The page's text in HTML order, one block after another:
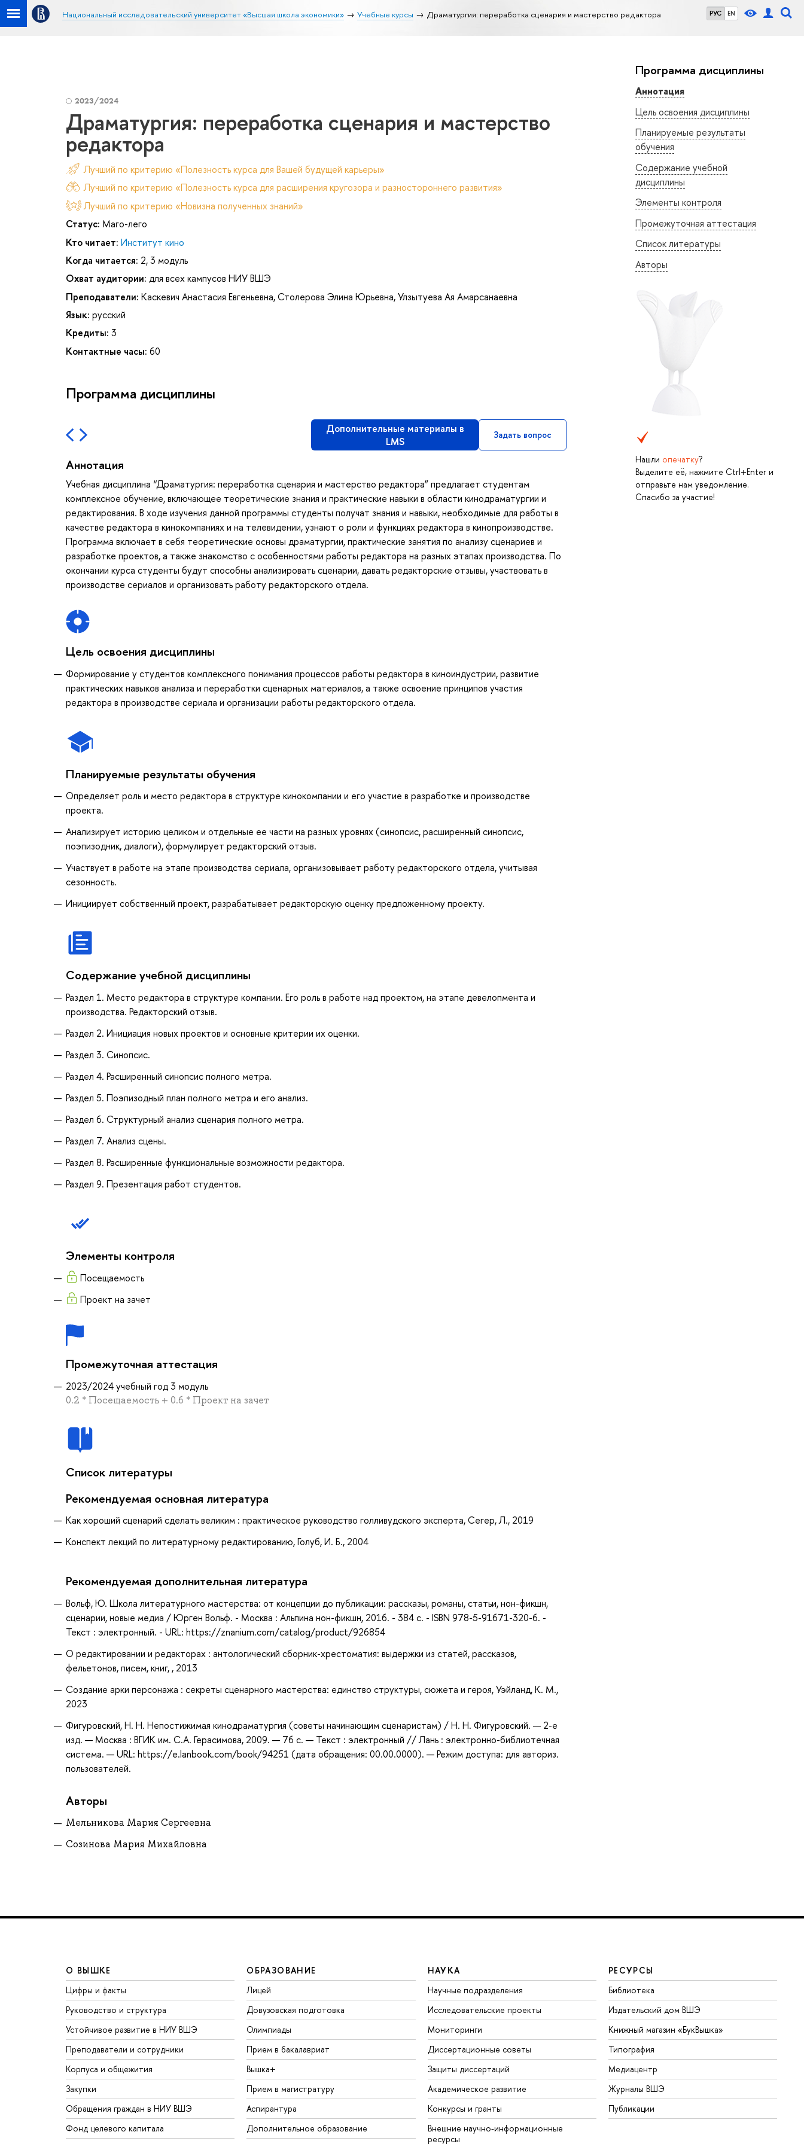
РУС EN
Национальный исследовательский университет «Высшая школа экономики» Учебные курсы Драматургия: переработка сценария и мастерство редактора
Программа дисциплины
Аннотация
Цель освоения дисциплины
Планируемые результаты
обучения
Содержание учебной
дисциплины
Элементы контроля
Промежуточная аттестация
Список литературы
Авторы
Нашли опечатку?
Выделите её, нажмите Ctrl+Enter и
отправьте нам уведомление.
Спасибо за участие!
2023/2024
Драматургия: переработка сценария и мастерство
редактора
Лучший по критерию «Полезность курса для Вашей будущей карьеры»
Лучший по критерию «Полезность курса для расширения кругозора и разностороннего развития»
Лучший по критерию «Новизна полученных знаний»
Статус: Маго-лего
Кто читает: Институт кино
Когда читается: 2, 3 модуль
Охват аудитории: для всех кампусов НИУ ВШЭ
Преподаватели: Каскевич Анастасия Евгеньевна,Столерова Элина Юрьевна,Улзытуева Ая Амарсанаевна
Язык: русский
Кредиты: 3
Контактные часы: 60
Программа дисциплины
Дополнительные материалы в
LMS
Задать вопрос
Аннотация
Учебная дисциплина “Драматургия: переработка сценария и мастерство редактора” предлагает студентам
комплексное обучение, включающее теоретические знания и практические навыки в области кинодраматургии и
редактирования. В ходе изучения данной программы студенты получат знания и навыки, необходимые для работы в
качестве редактора в кинокомпаниях и на телевидении, узнают о роли и функциях редактора в кинопроизводстве.
Программа включает в себя теоретические основы драматургии, практические занятия по анализу сценариев и
разработке проектов, а также знакомство с особенностями работы редактора на разных этапах производства. По
окончании курса студенты будут способны анализировать сценарии, давать редакторские отзывы, участвовать в
производстве сериалов и организовать работу редакторского отдела.
Цель освоения дисциплины
Формирование у студентов комплексного понимания процессов работы редактора в киноиндустрии, развитие
практических навыков анализа и переработки сценарных материалов, а также освоение принципов участия
редактора в производстве сериала и организации работы редакторского отдела.
Планируемые результаты обучения
Определяет роль и место редактора в структуре кинокомпании и его участие в разработке и производстве
проекта.
Анализирует историю целиком и отдельные ее части на разных уровнях (синопсис, расширенный синопсис,
поэпизодник, диалоги), формулирует редакторский отзыв.
Участвует в работе на этапе производства сериала, организовывает работу редакторского отдела, учитывая
сезонность.
Инициирует собственный проект, разрабатывает редакторскую оценку предложенному проекту.
Содержание учебной дисциплины
Раздел 1. Место редактора в структуре компании. Его роль в работе над проектом, на этапе девелопмента и
производства. Редакторский отзыв.
Раздел 2. Инициация новых проектов и основные критерии их оценки.
Раздел 3. Синопсис.
Раздел 4. Расширенный синопсис полного метра.
Раздел 5. Поэпизодный план полного метра и его анализ.
Раздел 6. Структурный анализ сценария полного метра.
Раздел 7. Анализ сцены.
Раздел 8. Расширенные функциональные возможности редактора.
Раздел 9. Презентация работ студентов.
Элементы контроля
Посещаемость
Проект на зачет
Промежуточная аттестация
2023/2024 учебный год 3 модуль
0.2 * Посещаемость + 0.6 * Проект на зачет
Список литературы
Рекомендуемая основная литература
Как хороший сценарий сделать великим : практическое руководство голливудского эксперта, Сегер, Л., 2019
Конспект лекций по литературному редактированию, Голуб, И. Б., 2004
Рекомендуемая дополнительная литература
Вольф, Ю. Школа литературного мастерства: от концепции до публикации: рассказы, романы, статьи, нон-фикшн,
сценарии, новые медиа / Юрген Вольф. - Москва : Альпина нон-фикшн, 2016. - 384 с. - ISBN 978-5-91671-320-6. -
Текст : электронный. - URL: https://znanium.com/catalog/product/926854
О редактировании и редакторах : антологический сборник-хрестоматия: выдержки из статей, рассказов,
фельетонов, писем, книг, , 2013
Создание арки персонажа : секреты сценарного мастерства: единство структуры, сюжета и героя, Уэйланд, К. М.,
2023
Фигуровский, Н. Н. Непостижимая кинодраматургия (советы начинающим сценаристам) / Н. Н. Фигуровский. — 2-е
изд. — Москва : ВГИК им. С.А. Герасимова, 2009. — 76 с. — Текст : электронный // Лань : электронно-библиотечная
система. — URL: https://e.lanbook.com/book/94251 (дата обращения: 00.00.0000). — Режим доступа: для авториз.
пользователей.
Авторы
Мельникова Мария Сергеевна
Созинова Мария Михайловна
О ВЫШКЕ
Цифры и факты
Руководство и структура
Устойчивое развитие в НИУ ВШЭ
Преподаватели и сотрудники
Корпуса и общежития
Закупки
Обращения граждан в НИУ ВШЭ
Фонд целевого капитала
ОБРАЗОВАНИЕ
Лицей
Довузовская подготовка
Олимпиады
Прием в бакалавриат
Вышка+
Прием в магистратуру
Аспирантура
Дополнительное образование
НАУКА
Научные подразделения
Исследовательские проекты
Мониторинги
Диссертационные советы
Защиты диссертаций
Академическое развитие
Конкурсы и гранты
Внешние научно-информационные
ресурсы
РЕСУРСЫ
Библиотека
Издательский дом ВШЭ
Книжный магазин «БукВышка»
Типография
Медиацентр
Журналы ВШЭ
Публикации